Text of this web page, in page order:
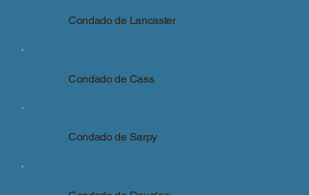
Condado de Lancaster
Condado de Cass
Condado de Sarpy